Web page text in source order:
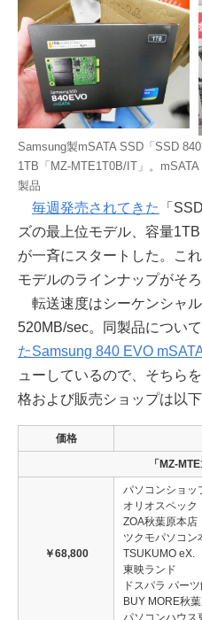
Samsung製mSATA SSD「SSD
1TB「MZ-MTE1T0B/IT」。
製品
毎週発売されてきた
「
ズの最上位モデル、容量
が一斉にスタートした。こ
モデルのラインナップがそろ
転送速度はシーケンシャ
520MB/sec。同製品につい
たSamsung 840 EVO
ューしているので、そち
格および販売ショップは以下
価格
「MZ-
￥68,800
パソコンショッ
オリオスペック
ZOA秋葉原本店
ツクモパソコン
TSUKUMO eX.
東映ランド
ドスパラ パー
BUY MORE秋
パソコンハウス